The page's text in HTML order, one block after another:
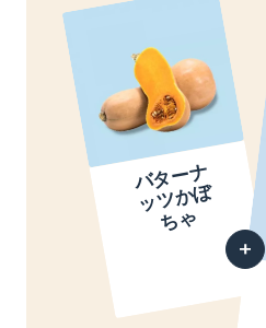
バ
タ
ー
ナ
ッ
ツ
か
ぼ
ち
ゃ